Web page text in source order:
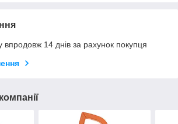
14 днів за рахунок покупця